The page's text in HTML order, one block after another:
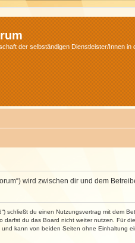
der selbständigen Dienstleister/Innen in
wird zwischen dir und dem
schließt du einen Nutzungsvertrag mit dem
du das Board nicht weiter nutzen. Für
kann von beiden Seiten ohne Einhaltung